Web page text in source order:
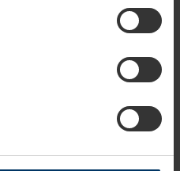
2-4 hverdage